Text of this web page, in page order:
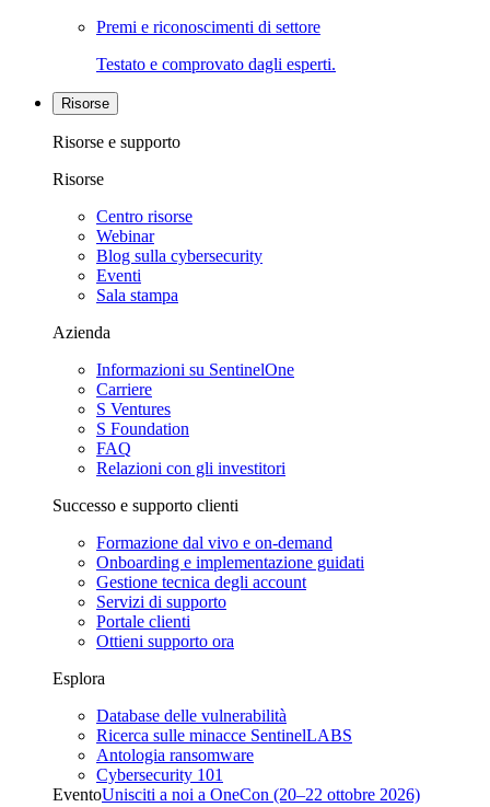
Premi e riconoscimenti di settore
Testato e comprovato dagli esperti.
Risorse
Risorse e supporto
Risorse
Centro risorse
Webinar
Blog sulla cybersecurity
Eventi
Sala stampa
Azienda
Informazioni su SentinelOne
Carriere
S Ventures
S Foundation
FAQ
Relazioni con gli investitori
Successo e supporto clienti
Formazione dal vivo e on-demand
Onboarding e implementazione guidati
Gestione tecnica degli account
Servizi di supporto
Portale clienti
Ottieni supporto ora
Esplora
Database delle vulnerabilità
Ricerca sulle minacce SentinelLABS
Antologia ransomware
Cybersecurity 101
EventoUnisciti a noi a OneCon (20–22 ottobre 2026)